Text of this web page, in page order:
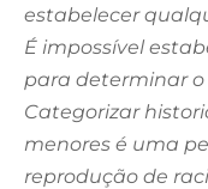
estabelecer
É impossível
para determinar o
Categorizar
menores é uma
reprodução de